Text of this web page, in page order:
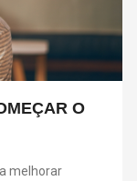
O
melhorar